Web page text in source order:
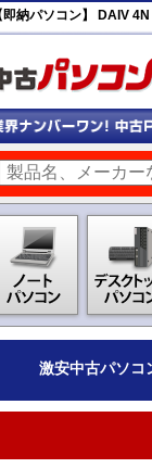
即納パソコン】 DAIV
激安中古パソコ